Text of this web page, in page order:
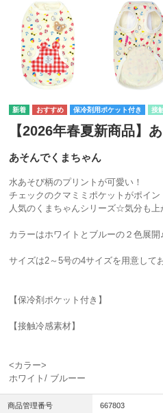
保冷剤用ポケット付き 接
【2026年春夏新商品】
あそんでくまちゃん
水あそび柄のプリントが可愛い！
チェックのクマミミポケットがポイン
人気のくまちゃんシリーズ☆気分も上
カラーはホワイトとブルーの２色展開
サイズは2～5号の4サイズを用意して
【保冷剤ポケット付き】
【接触冷感素材】
<カラー>
ホワイト/ ブルーー
商品管理番号 667803